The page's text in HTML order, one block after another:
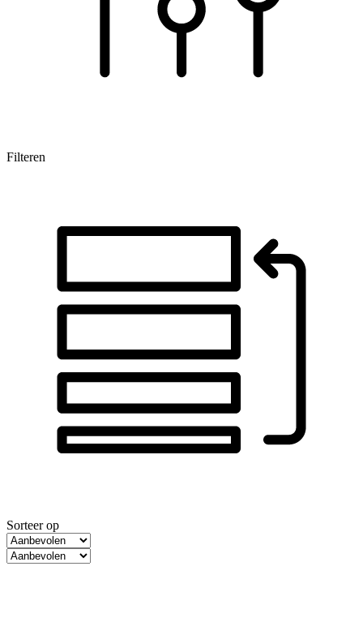
Filteren
Sorteer op